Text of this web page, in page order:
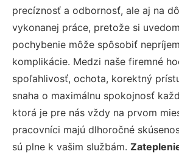
precíznosť a odbornosť, ale aj na
vykonanej práce, pretože si
pochybenie môže spôsobiť
komplikácie. Medzi naše firemné
spoľahlivosť, ochota, korektný
snaha o maximálnu spokojnosť
ktorá je pre nás vždy na prvom
pracovníci majú dlhoročné
sú plne k vašim službám.